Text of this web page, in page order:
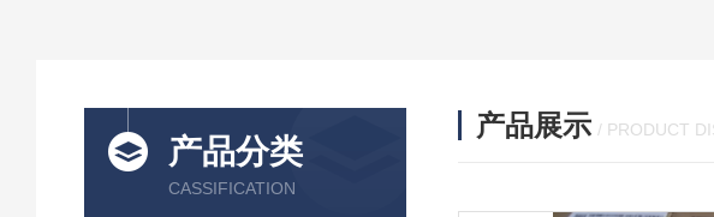
产品分类
CASSIFICATION
产品展示 / PRODUCT